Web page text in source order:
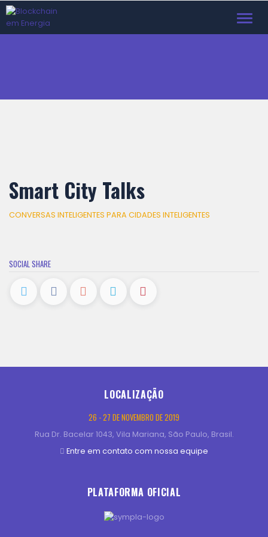
Smart City Talks
CONVERSAS INTELIGENTES PARA CIDADES INTELIGENTES
SOCIAL SHARE
LOCALIZAÇÃO
26 - 27 DE NOVEMBRO DE 2019
Rua Dr. Bacelar 1043, Vila Mariana, São Paulo, Brasil.
Entre em contato com nossa equipe
PLATAFORMA OFICIAL